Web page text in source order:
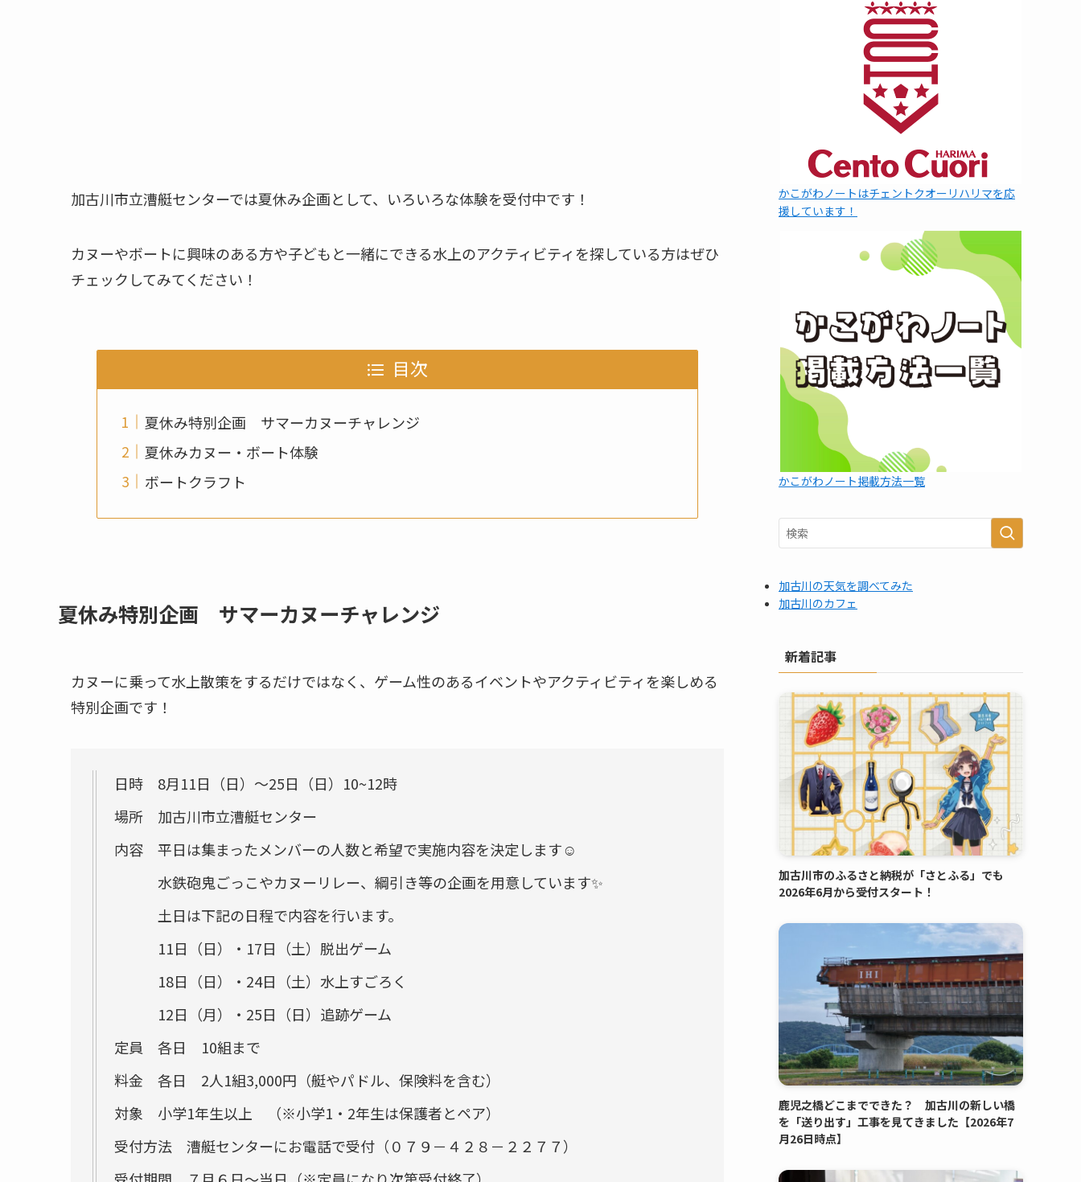
加古川市立漕艇センターでは夏休み企画として、いろいろな体験を受付中です！
カヌーやボートに興味のある方や子どもと一緒にできる水上のアクティビティを探している方はぜひ
チェックしてみてください！
目次
夏休み特別企画 サマーカヌーチャレンジ
夏休みカヌー・ボート体験
ボートクラフト
夏休み特別企画 サマーカヌーチャレンジ
カヌーに乗って水上散策をするだけではなく、ゲーム性のあるイベントやアクティビティを楽しめる
特別企画です！
日時 8月11日（日）～25日（日）10~12時
場所 加古川市立漕艇センター
内容 平日は集まったメンバーの人数と希望で実施内容を決定します☺
水鉄砲鬼ごっこやカヌーリレー、綱引き等の企画を用意しています✨
土日は下記の日程で内容を行います。
11日（日）・17日（土）脱出ゲーム
18日（日）・24日（土）水上すごろく
12日（月）・25日（日）追跡ゲーム
定員 各日 10組まで
料金 各日 2人1組3,000円（艇やパドル、保険料を含む）
対象 小学1年生以上 （※小学1・2年生は保護者とペア）
受付方法 漕艇センターにお電話で受付（０７９－４２８－２２７７）
かこがわノートはチェントクオーリハリマを応
援しています！
かこがわノート掲載方法一覧
加古川の天気を調べてみた
加古川のカフェ
新着記事
加古川市のふるさと納税が「さとふる」でも
2026年6月から受付スタート！
鹿児之橋どこまでできた？ 加古川の新しい橋
を「送り出す」工事を見てきました【2026年7
月26日時点】